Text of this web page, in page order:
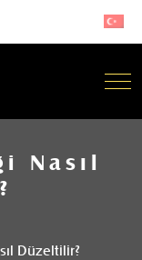
Nasıl
Düzeltilir?